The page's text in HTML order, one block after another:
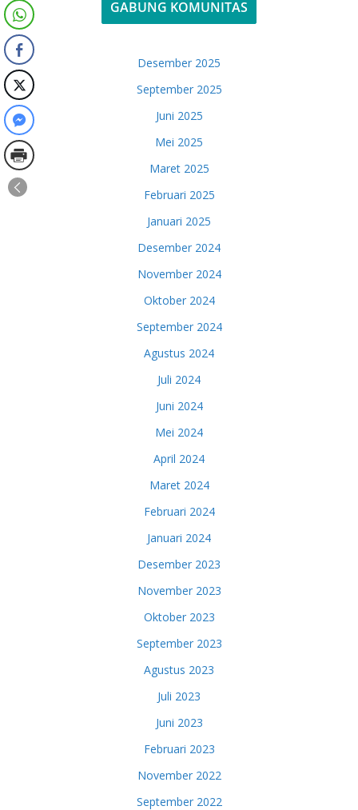
GABUNG KOMUNITAS
Desember 2025
September 2025
Juni 2025
Mei 2025
Maret 2025
Februari 2025
Januari 2025
Desember 2024
November 2024
Oktober 2024
September 2024
Agustus 2024
Juli 2024
Juni 2024
Mei 2024
April 2024
Maret 2024
Februari 2024
Januari 2024
Desember 2023
November 2023
Oktober 2023
September 2023
Agustus 2023
Juli 2023
Juni 2023
Februari 2023
November 2022
September 2022